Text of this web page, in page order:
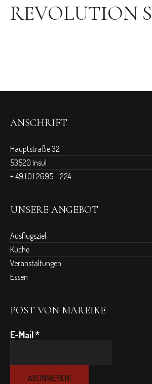
REVOLUTION
ANSCHRIFT
Hauptstraße 32
53520 Insul
+ 49 (0) 2695 – 224
UNSERE ANGEBOT
Ausflugsziel
Küche
Veranstaltungen
Essen
POST VON MAREIKE
E-Mail*